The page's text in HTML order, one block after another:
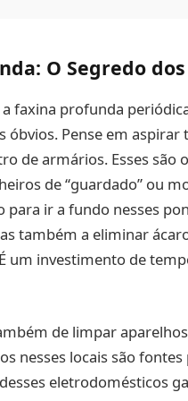
O Segredo
faxina profunda
óbvios. Pense em
de armários. Esses são
de “guardado” ou
para ir a fundo nesses
também a eliminar
um investimento de
de limpar
nesses locais são
eletrodomésticos